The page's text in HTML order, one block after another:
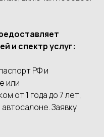
и спектр услуг:
РФ и
или
от 1 года до 7 лет,
Заявку